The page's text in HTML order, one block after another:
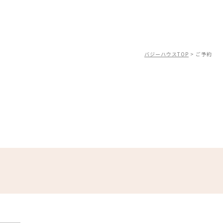
バジーハウスTOP > ご予約